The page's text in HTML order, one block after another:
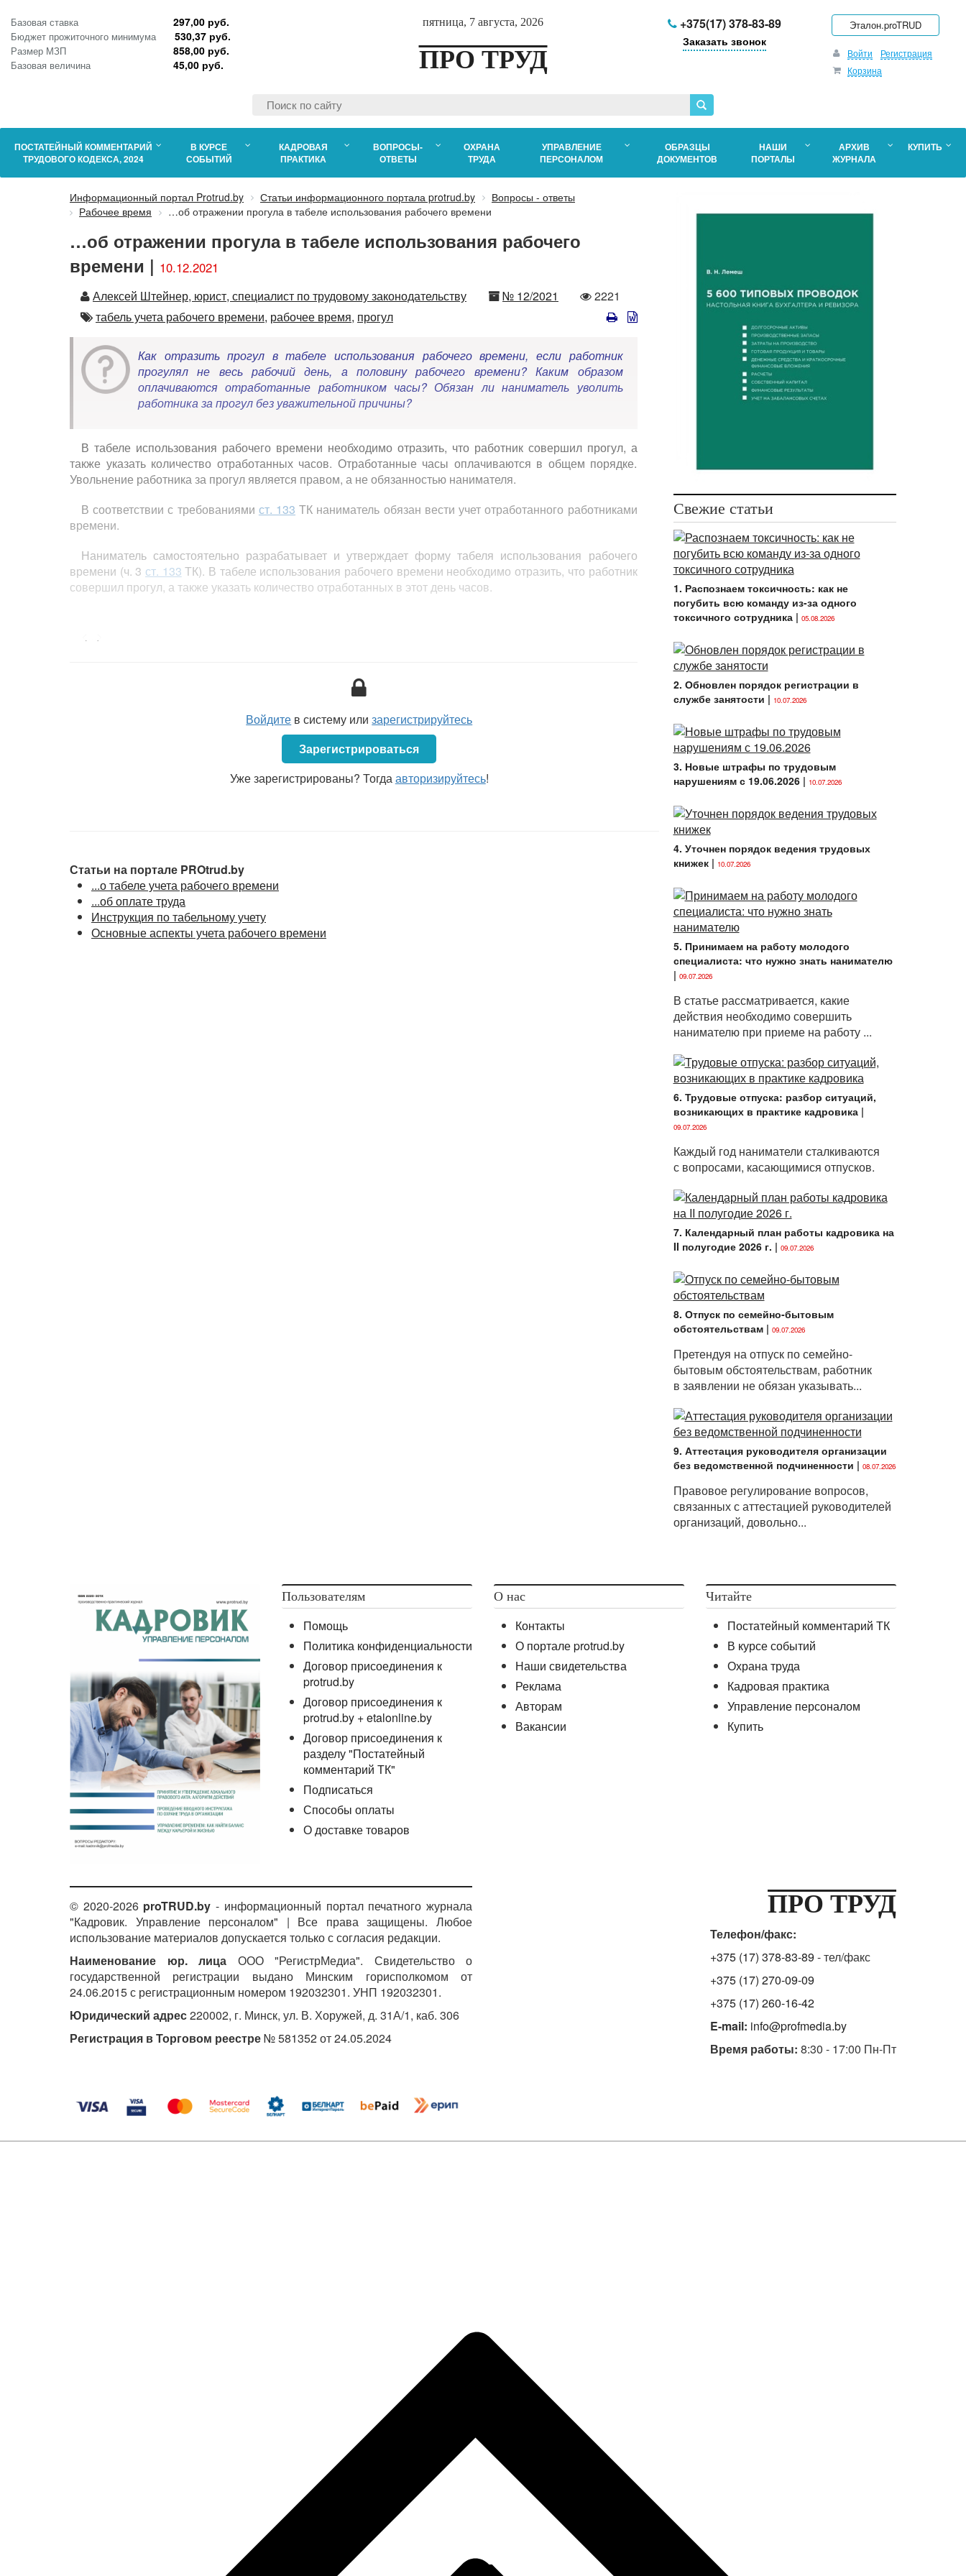
Базовая ставка 297,00 руб.
Бюджет прожиточного минимума 530,37 руб.
Размер МЗП 858,00 руб.
Базовая величина 45,00 руб.
пятница, 7 августа, 2026
ПРО ТРУД
+375(17) 378-83-89
Заказать звонок
Эталон.proTRUD
Войти
Регистрация
Корзина
ПОСТАТЕЙНЫЙ КОММЕНТАРИЙ
ТРУДОВОГО КОДЕКСА, 2024
В КУРСЕ
СОБЫТИЙ
КАДРОВАЯ
ПРАКТИКА
ВОПРОСЫ-
ОТВЕТЫ
ОХРАНА
ТРУДА
УПРАВЛЕНИЕ
ПЕРСОНАЛОМ
ОБРАЗЦЫ
ДОКУМЕНТОВ
НАШИ
ПОРТАЛЫ
АРХИВ
ЖУРНАЛА
КУПИТЬ
Информационный портал Protrud.by Статьи информационного портала protrud.by
Вопросы - ответы
Рабочее время
…об отражении прогула в табеле использования рабочего времени
…об отражении прогула в табеле использования рабочего
времени | 10.12.2021
Автор
Алексей Штейнер, юрист, специалист по трудовому законодательству Номер
№ 12/2021
Количество
просмотров
2221
Автор
табель учета рабочего времени, рабочее время, прогул
Как отразить прогул в табеле использования рабочего времени, если работник
прогулял не весь рабочий день, а половину рабочего времени? Каким образом
оплачиваются отработанные работником часы? Обязан ли наниматель уволить
работника за прогул без уважительной причины?
В табеле использования рабочего времени необходимо отразить, что работник совершил прогул, а
также указать количество отработанных часов. Отработанные часы оплачиваются в общем порядке.
Увольнение работника за прогул является правом, а не обязанностью нанимателя.
В соответствии с требованиями ст. 133 ТК наниматель обязан вести учет отработанного работниками
времени.
Наниматель самостоятельно разрабатывает и утверждает форму табеля использования рабочего
времени (ч. 3 ст. 133 ТК). В табеле использования рабочего времени необходимо отразить, что работник
совершил прогул, а также указать количество отработанных в этот день часов.
Войдите в систему илизарегистрируйтесь
Зарегистрироваться
Уже зарегистрированы? Тогдаавторизируйтесь!
Статьи на портале PROtrud.by
...о табеле учета рабочего времени
...об оплате труда
Инструкция по табельному учету
Основные аспекты учета рабочего времени
Свежие статьи
1. Распознаем токсичность: как не
погубить всю команду из-за одного
токсичного сотрудника| 05.08.2026
2. Обновлен порядок регистрации в
службе занятости | 10.07.2026
3. Новые штрафы по трудовым
нарушениям с 19.06.2026| 10.07.2026
4. Уточнен порядок ведения трудовых
книжек| 10.07.2026
5. Принимаем на работу молодого
специалиста: что нужно знать нанимателю
| 09.07.2026
В статье рассматривается, какие
действия необходимо совершить
нанимателю при приеме на работу ...
6. Трудовые отпуска: разбор ситуаций,
возникающих в практике кадровика|
09.07.2026
Каждый год наниматели сталкиваются
с вопросами, касающимися отпусков.
7. Календарный план работы кадровика на
II полугодие 2026 г. | 09.07.2026
8. Отпуск по семейно-бытовым
обстоятельствам| 09.07.2026
Претендуя на отпуск по семейно-
бытовым обстоятельствам, работник
в заявлении не обязан указывать...
9. Аттестация руководителя организации
без ведомственной подчиненности | 08.07.2026
Правовое регулирование вопросов,
связанных с аттестацией руководителей
организаций, довольно...
Пользователям
Помощь
Политика конфиденциальности
Договор присоединения к
protrud.by
Договор присоединения к
protrud.by + etalonline.by
Договор присоединения к
разделу "Постатейный
комментарий ТК"
Подписаться
Способы оплаты
О доставке товаров
О нас
Контакты
О портале protrud.by
Наши свидетельства
Реклама
Авторам
Вакансии
Читайте
Постатейный комментарий ТК
В курсе событий
Охрана труда
Кадровая практика
Управление персоналом
Купить
© 2020-2026 proTRUD.by - информационный портал печатного журнала
"Кадровик. Управление персоналом" | Все права защищены. Любое
использование материалов допускается только с согласия редакции.
Наименование юр. лица ООО "РегистрМедиа". Свидетельство о
государственной регистрации выдано Минским горисполкомом от
24.06.2015 с регистрационным номером 192032301. УНП 192032301.
Юридический адрес220002, г. Минск, ул. В. Хоружей, д. 31А/1, каб. 306
Регистрация в Торговом реестре№ 581352 от 24.05.2024
ПРО ТРУД
Телефон/факс:
+375 (17) 378-83-89 - тел/факс
+375 (17) 270-09-09
+375 (17) 260-16-42
E-mail: info@profmedia.by
Время работы: 8:30 - 17:00 Пн-Пт